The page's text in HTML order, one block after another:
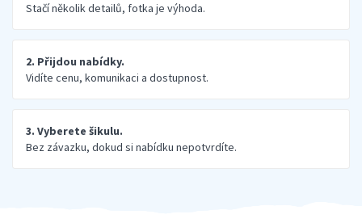
Stačí několik detailů, fotka je výhoda.
2. Přijdou nabídky.
Vidíte cenu, komunikaci a dostupnost.
3. Vyberete šikulu.
Bez závazku, dokud si nabídku nepotvrdíte.